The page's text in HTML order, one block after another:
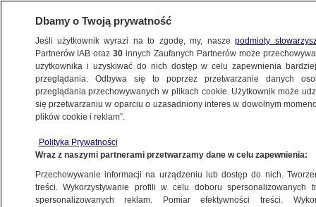
POLSKA
Kto ma pilnować dronów? Może
strażnicy leśni? Ujawniamy kulisy
narady i projekt zmiany prawa
2.06.2023, 13:50
Dbamy o Twoją prywatność
Jeśli użytkownik wyrazi na to zgodę, my, naszepodmioty
Partnerów IAB oraz30 innych Zaufanych Partnerów może
użytkownika i uzyskiwać do nich dostęp w celu zapewnienia
przeglądania. Odbywa się to poprzez przetwarzanie danych
przeglądania przechowywanych w plikach cookie. Użytkownik może
się przetwarzaniu w oparciu o uzasadniony interes w dowolnym
plików cookie i reklam”.
Polityka Prywatności
Wraz z naszymi partnerami przetwarzamy dane w celu zapewnienia:
Przechowywanie informacji na urządzeniu lub dostęp do nich.
treści. Wykorzystywanie profili w celu doboru spersonalizowanych
spersonalizowanych reklam. Pomiar efektywności treści.